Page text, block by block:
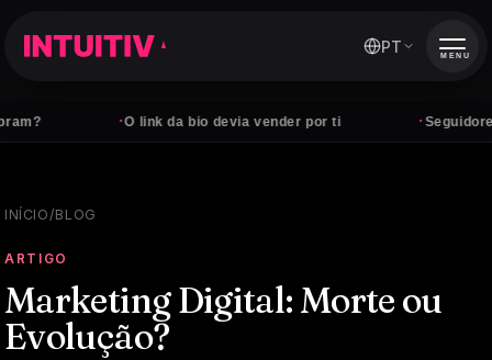
O link da bio devia vender por ti
PT MENU
INÍCIO/BLOG
ARTIGO
Marketing Digital: Morte ou
Evolução?